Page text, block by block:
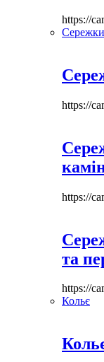
https://
Сережки
https://
https://
та
https://
Кольє